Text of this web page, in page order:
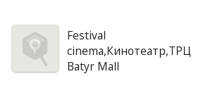
Festival
cinema,Кинотеатр,ТРЦ
Batyr Mall